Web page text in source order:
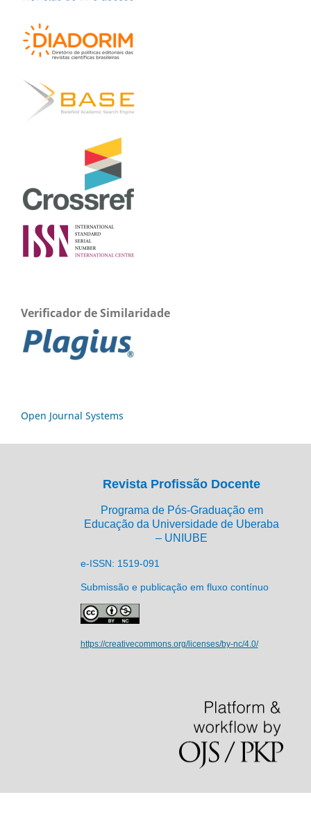
Verificador de Similaridade
Open Journal Systems
Revista Profissão Docente
Programa de Pós-Graduação em
Educação da Universidade de Uberaba
– UNIUBE
e-ISSN: 1519-091
Submissão e publicação em fluxo contínuo
https://creativecommons.org/licenses/by-nc/4.0/